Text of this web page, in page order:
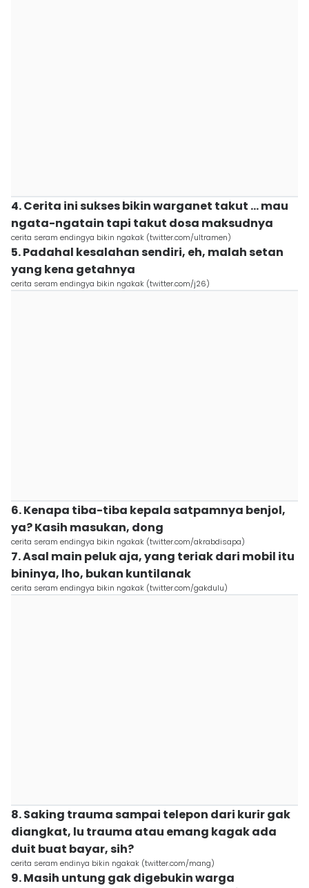
4. Cerita ini sukses bikin warganet takut ... mau
ngata-ngatain tapi takut dosa maksudnya
cerita seram endingya bikin ngakak (twitter.com/ultramen)
5. Padahal kesalahan sendiri, eh, malah setan
yang kena getahnya
cerita seram endingya bikin ngakak (twitter.com/j26)
6. Kenapa tiba-tiba kepala satpamnya benjol,
ya? Kasih masukan, dong
cerita seram endingya bikin ngakak (twitter.com/akrabdisapa)
7. Asal main peluk aja, yang teriak dari mobil itu
bininya, lho, bukan kuntilanak
cerita seram endingya bikin ngakak (twitter.com/gakdulu)
8. Saking trauma sampai telepon dari kurir gak
diangkat, lu trauma atau emang kagak ada
duit buat bayar, sih?
cerita seram endinya bikin ngakak (twitter.com/mang)
9. Masih untung gak digebukin warga